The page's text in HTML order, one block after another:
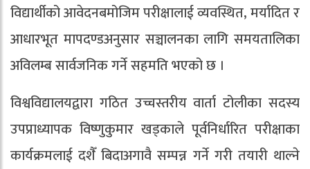
विद्यार्थीको आवेदनबमोजिम परीक्षालाई व्यवस्थित, मर्यादित र
आधारभूत मापदण्डअनुसार सञ्चालनका लागि समयतालिका
अविलम्ब सार्वजनिक गर्ने सहमति भएको छ ।
विश्वविद्यालयद्वारा गठित उच्चस्तरीय वार्ता टोलीका सदस्य
उपप्राध्यापक विष्णुकुमार खड्काले पूर्वनिर्धारित परीक्षाका
कार्यक्रमलाई दशैँ बिदाअगावै सम्पन्न गर्ने गरी तयारी थाल्ने